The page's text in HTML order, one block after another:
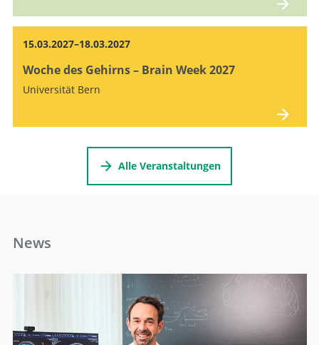
15.03.2027–18.03.2027
Woche des Gehirns – Brain Week 2027
Universität Bern
Alle Veranstaltungen
News